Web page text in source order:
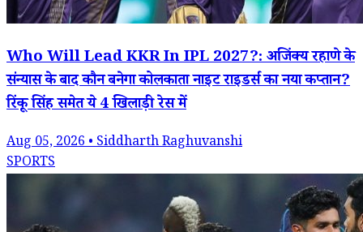
Who Will Lead KKR In IPL 2027?: अजिंक्य रहाणे के
संन्यास के बाद कौन बनेगा कोलकाता नाइट राइडर्स का नया कप्तान?
रिंकू सिंह समेत ये 4 खिलाड़ी रेस में
Aug 05, 2026 • Siddharth Raghuvanshi
SPORTS